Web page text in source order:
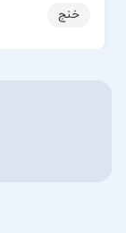
خنج